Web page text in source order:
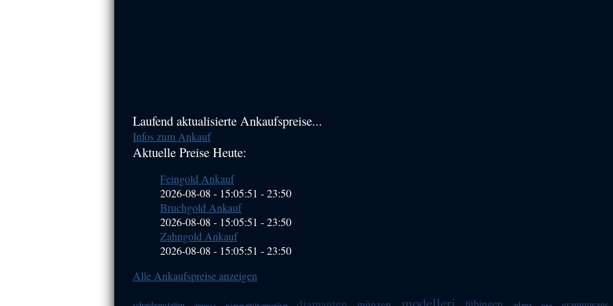
Haupt-
Sidebar
Laufend aktualisierte Ankaufspreise...
Infos zum Ankauf
Aktuelle Preise Heute:
Feingold Ankauf
2026-08-08 - 15:05:51 -23:50
Bruchgold Ankauf
2026-08-08 - 15:05:51 -23:50
Zahngold Ankauf
2026-08-08 - 15:05:51 -23:50
Alle Ankaufspreise anzeigen